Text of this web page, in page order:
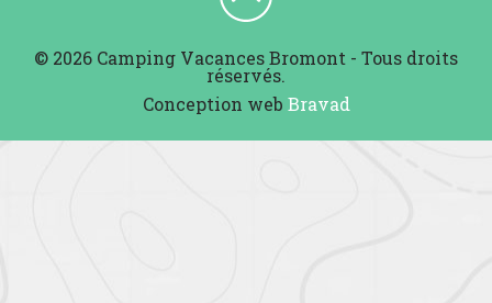
© 2026 Camping Vacances Bromont - Tous droits
réservés.
Conception web Bravad